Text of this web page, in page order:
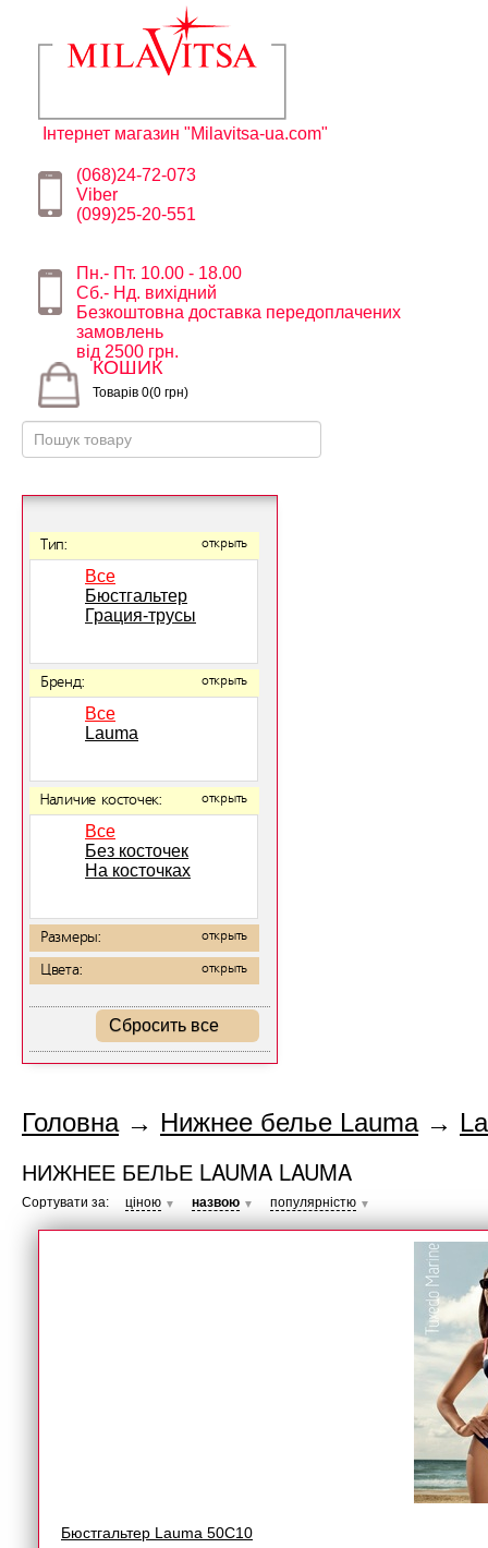
Інтернет магазин "Milavitsa-ua.com"
(068)24-72-073
Viber
(099)25-20-551
Пн.- Пт. 10.00 - 18.00
Сб.- Нд. вихідний
Безкоштовна доставка передоплачених
замовлень
від 2500 грн.
КОШИК
Товарів 0(0 грн)
Тип: открыть
Все
Бюстгальтер
Грация-трусы
Бренд: открыть
Все
Lauma
Наличие косточек: открыть
Все
Без косточек
На косточках
Размеры: открыть
Цвета: открыть
Сбросить все
Головна→ Нижнее белье Lauma→
НИЖНЕЕ БЕЛЬЕ LAUMA LAUMA
Сортувати за: ціною ▼ назвою ▼ популярністю ▼
Бюстгальтер Lauma 50C10